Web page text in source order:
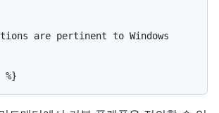
are pertinent to Windows